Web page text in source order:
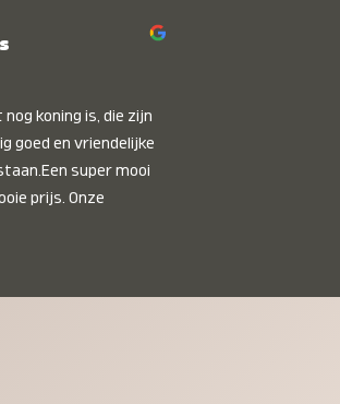
koning is, die zijn
goed en vriendelijke
super mooi
prijs. Onze